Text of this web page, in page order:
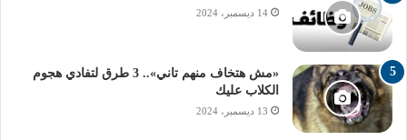
14 ديسمبر، 2024
«مش هتخاف منهم تاني».. 3 طرق لتفادي هجوم
الكلاب عليك
13 ديسمبر، 2024